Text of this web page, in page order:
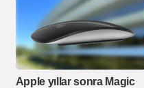
Apple yıllar sonra Magic